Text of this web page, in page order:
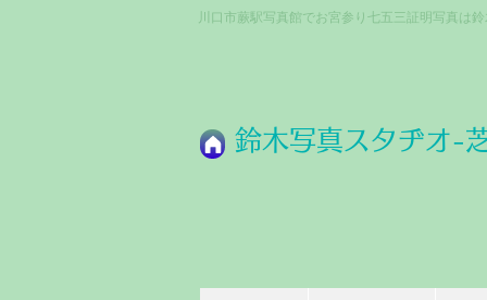
川口市蕨駅写真館でお宮参り七五三証明写真は
鈴木写真スタヂオ-